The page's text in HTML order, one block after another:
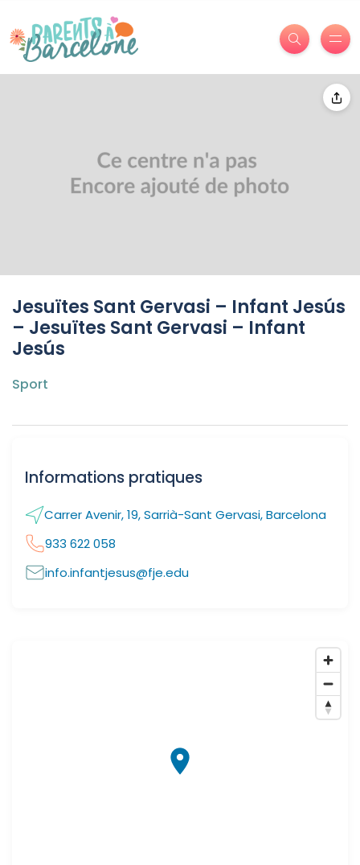
Jesuïtes Sant Gervasi – Infant Jesús
– Jesuïtes Sant Gervasi – Infant
Jesús
Sport
Informations pratiques
Carrer Avenir, 19, Sarrià-Sant Gervasi, Barcelona
933 622 058
info.infantjesus@fje.edu